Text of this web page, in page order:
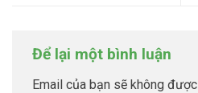
Để lại một bình luận
Email của bạn sẽ không